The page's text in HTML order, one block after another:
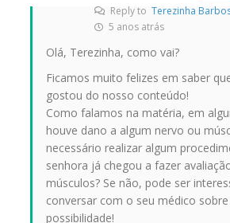
Reply toTerezinha
5 anos atrás
Olá, Terezinha, como vai?
Ficamos muito felizes em saber
gostou do nosso conteúdo!
Como falamos na matéria, em
houve dano a algum nervo ou
necessário realizar algum
senhora já chegou a fazer
músculos? Se não, pode ser
conversar com o seu médico sobre
possibilidade!